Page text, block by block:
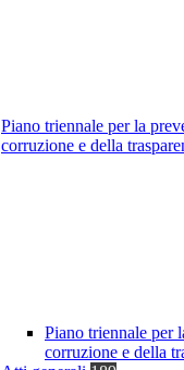
Piano triennale per la
corruzione e della
Piano triennale per
corruzione e della